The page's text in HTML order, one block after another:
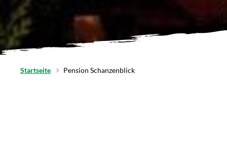
Startseite Pension Schanzenblick